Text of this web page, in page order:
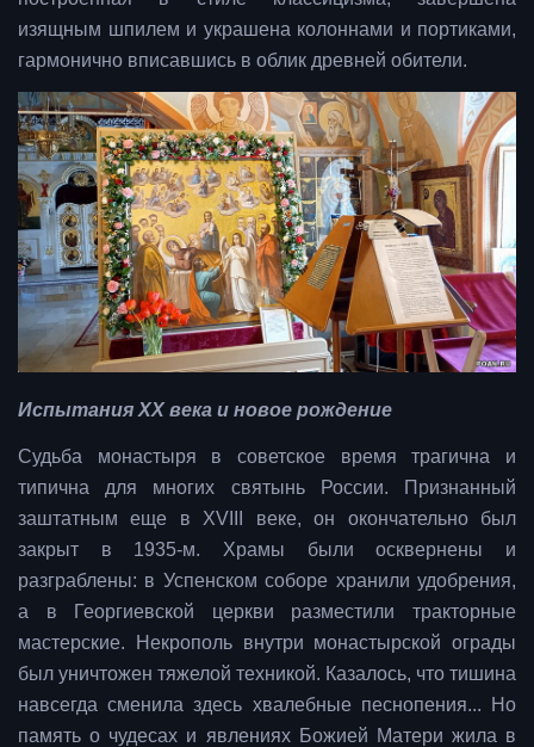
изящным шпилем и украшена колоннами и портиками,
гармонично вписавшись в облик древней обители.
Испытания XX века и новое рождение
Судьба монастыря в советское время трагична и
типична для многих святынь России. Признанный
заштатным еще в XVIII веке, он окончательно был
закрыт в 1935-м. Храмы были осквернены и
разграблены: в Успенском соборе хранили удобрения,
а в Георгиевской церкви разместили тракторные
мастерские. Некрополь внутри монастырской ограды
был уничтожен тяжелой техникой. Казалось, что тишина
навсегда сменила здесь хвалебные песнопения... Но
память о чудесах и явлениях Божией Матери жила в